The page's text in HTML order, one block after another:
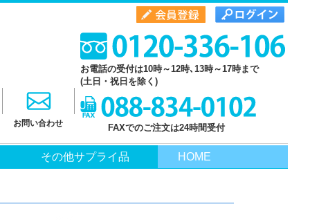
お電話の受付は10時～12時､13時～17時まで
(土日・祝日を除く)
お問い合わせ FAXでのご注文は24時間受付
その他サプライ品 HOME